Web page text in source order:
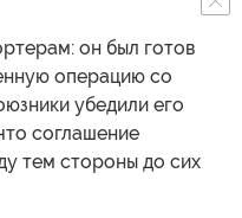
он был готов
операцию со
убедили его
соглашение
тем стороны до сих